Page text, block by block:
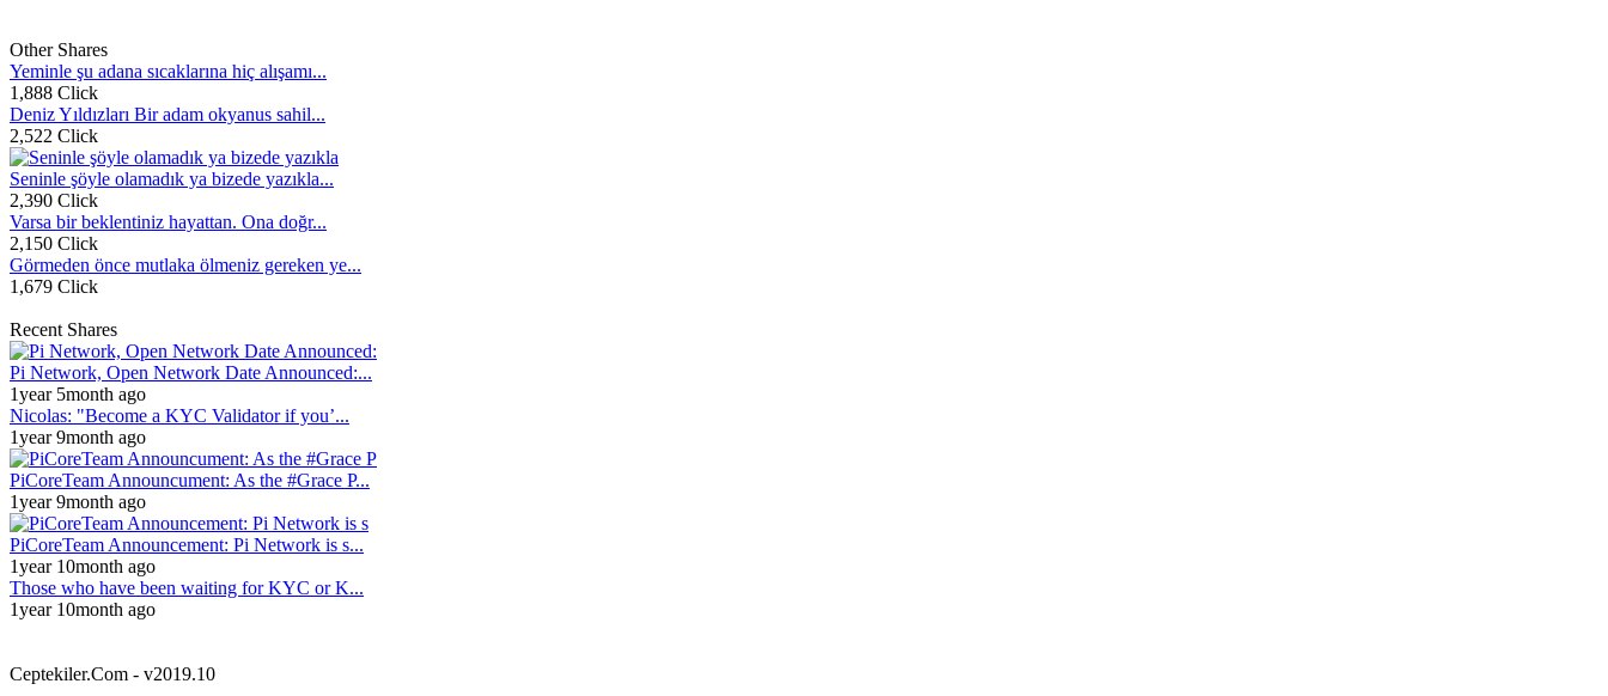
Other Shares
Yeminle şu adana sıcaklarına hiç alışamı...
1,888 Click
Deniz Yıldızları Bir adam okyanus sahil...
2,522 Click
Seninle şöyle olamadık ya bizede yazıkla...
2,390 Click
Varsa bir beklentiniz hayattan. Ona doğr...
2,150 Click
Görmeden önce mutlaka ölmeniz gereken ye...
1,679 Click
Recent Shares
Pi Network, Open Network Date Announced:...
1year 5month ago
Nicolas: "Become a KYC Validator if you’...
1year 9month ago
PiCoreTeam Announcument: As the #Grace P...
1year 9month ago
PiCoreTeam Announcement: Pi Network is s...
1year 10month ago
Those who have been waiting for KYC or K...
1year 10month ago
Ceptekiler.Com - v2019.10